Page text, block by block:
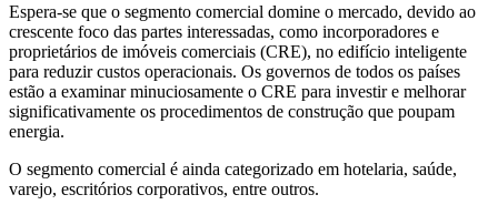
Espera-se que o segmento comercial domine o mercado, devido ao
crescente foco das partes interessadas, como incorporadores e
proprietários de imóveis comerciais (CRE), no edifício inteligente
para reduzir custos operacionais. Os governos de todos os países
estão a examinar minuciosamente o CRE para investir e melhorar
significativamente os procedimentos de construção que poupam
energia.
O segmento comercial é ainda categorizado em hotelaria, saúde,
varejo, escritórios corporativos, entre outros.